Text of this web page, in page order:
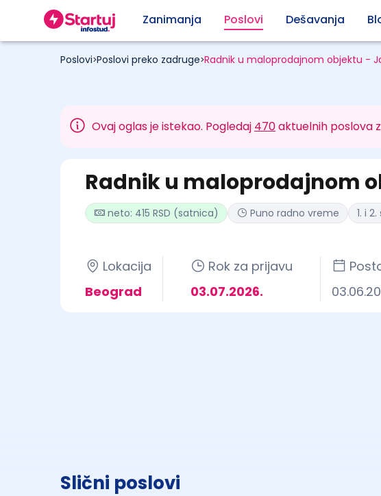
Zanimanja Poslovi Dešavanja
Poslovi>Poslovi preko zadruge>Radnik u maloprodajnom objektu -
Ovaj oglas je istekao. Pogledaj 470aktuelnih poslova
Radnik u maloprodajnom
Lokacija
Beograd
Rok za prijavu
03.07.2026.
neto: 415 RSD (satnica) Puno radno vreme 1. i
Slični poslovi